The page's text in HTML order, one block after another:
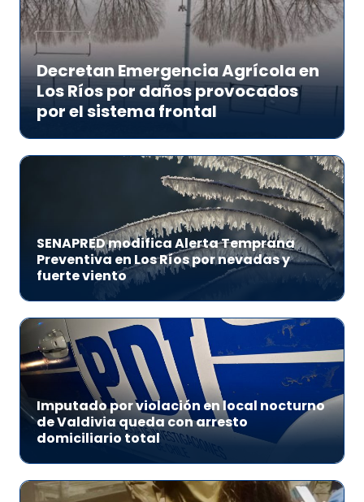
Decretan Emergencia Agrícola en
Los Ríos por daños provocados
por el sistema frontal
SENAPRED modifica Alerta Temprana
Preventiva en Los Ríos por nevadas y
fuerte viento
Imputado por violación en local nocturno
de Valdivia queda con arresto
domiciliario total